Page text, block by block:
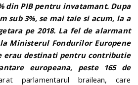
din PIB pentru invatamant. Dupa
sub 3%, se mai taie si acum, la a
pe 2018. La fel de alarmant
Ministerul Fondurilor Europene
erau destinati pentru contributie
europeana, peste 165 de
parlamentarul brailean, care